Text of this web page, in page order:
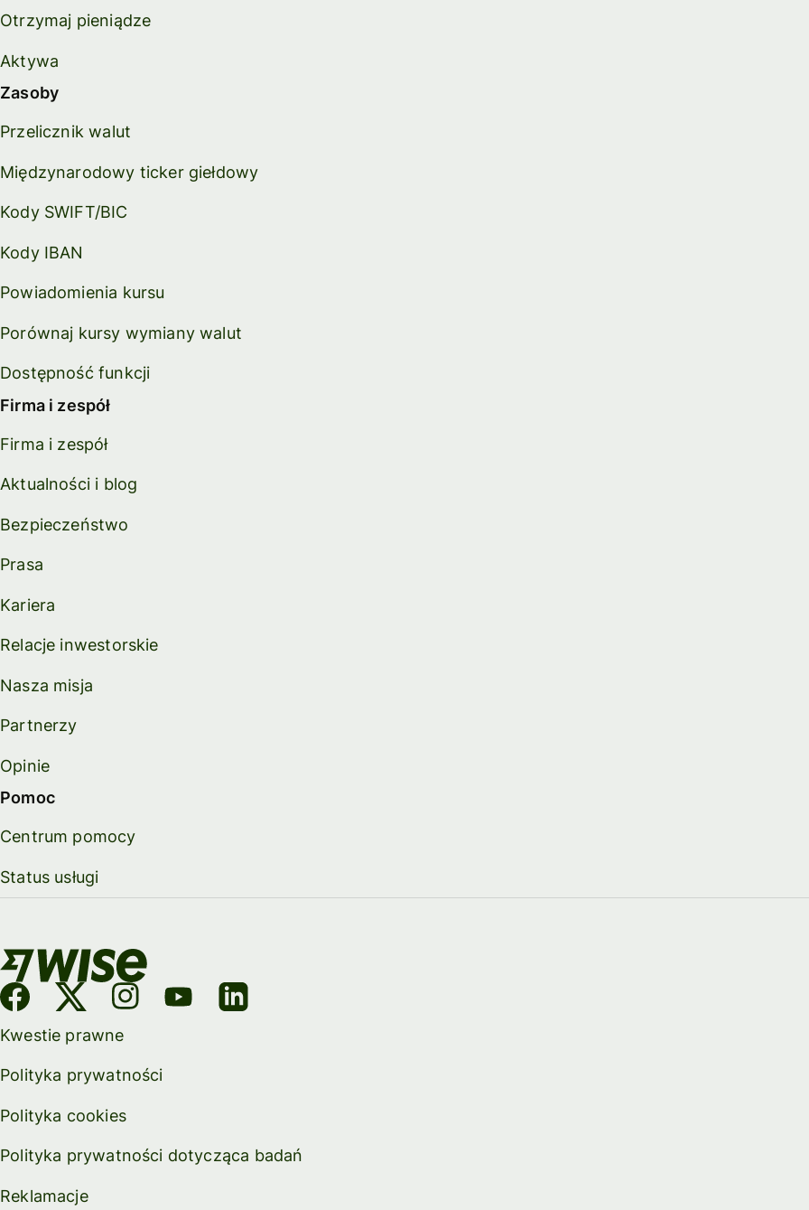
Otrzymaj pieniądze
Aktywa
Zasoby
Przelicznik walut
Międzynarodowy ticker giełdowy
Kody SWIFT/BIC
Kody IBAN
Powiadomienia kursu
Porównaj kursy wymiany walut
Dostępność funkcji
Firma i zespół
Firma i zespół
Aktualności i blog
Bezpieczeństwo
Prasa
Kariera
Relacje inwestorskie
Nasza misja
Partnerzy
Opinie
Pomoc
Centrum pomocy
Status usługi
Kwestie prawne
Polityka prywatności
Polityka cookies
Polityka prywatności dotycząca badań
Reklamacje